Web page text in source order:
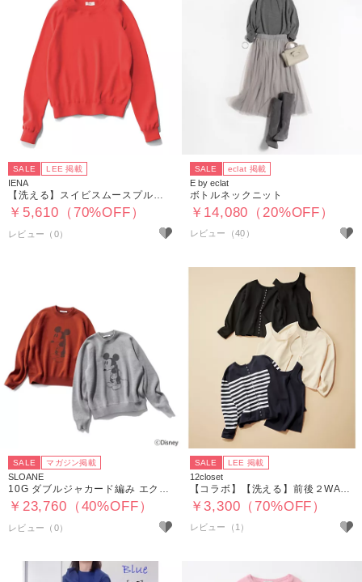
SALE LEE 掲載
IENA
【洗える】スイビスムースプルオーバー
￥5,610（70%OFF）
SALE eclat 掲載
E by eclat
ボトルネックニット
￥14,080（20%OFF）
レビュー（40）
SALE マガジン掲載
SLOANE
￥23,760（40%OFF）
SALE LEE 掲載
12closet
￥3,300（70%OFF）
レビュー（1）